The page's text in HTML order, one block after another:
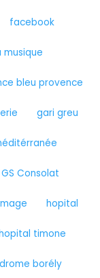
facebook
bleu provence
gari greu
GS Consolat
hopital
timone
borély